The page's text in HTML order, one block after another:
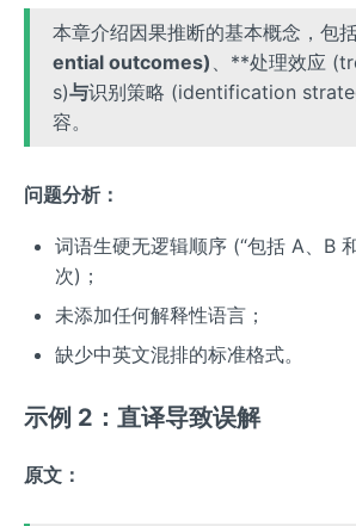
本章介绍因果推断的基本概念，包
ential outcomes) 、**处理效应
s)与识别策略 (identification
容。
问题分析：
词语生硬无逻辑顺序 (“包括 A、B
次)；
未添加任何解释性语言；
缺少中英文混排的标准格式。
示例 2：直译导致误解
原文：